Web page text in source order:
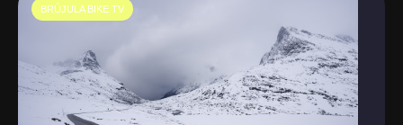
BRÚJULA BIKE TV